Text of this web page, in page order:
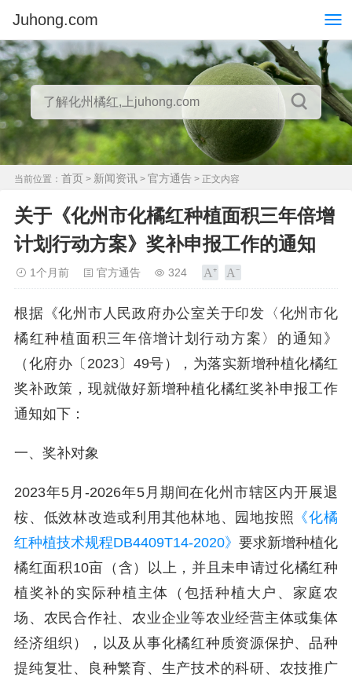
Juhong.com
当前位置： 首页 > 新闻资讯 > 官方通告 > 正文内容
关于《化州市化橘红种植面积三年倍增
计划行动方案》奖补申报工作的通知
1个月前 官方通告 324
根据《化州市人民政府办公室关于印发〈化州市化
橘红种植面积三年倍增计划行动方案〉的通知》
（化府办〔2023〕49号），为落实新增种植化橘红
奖补政策，现就做好新增种植化橘红奖补申报工作
通知如下：
一、奖补对象
2023年5月-2026年5月期间在化州市辖区内开展退
桉、低效林改造或利用其他林地、园地按照 《化橘
红种植技术规程DB4409T14-2020》 要求新增种植化
橘红面积10亩（含）以上，并且未申请过化橘红种
植奖补的实际种植主体（包括种植大户、家庭农
场、农民合作社、农业企业等农业经营主体或集体
经济组织），以及从事化橘红种质资源保护、品种
提纯复壮、良种繁育、生产技术的科研、农技推广